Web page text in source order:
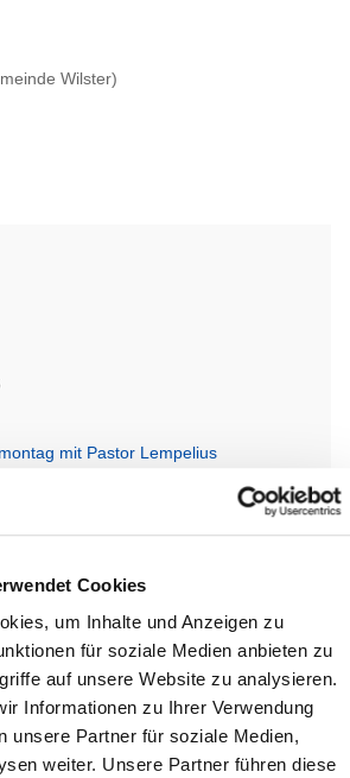
Cookies
um Inhalte und Anzeigen zu
für soziale Medien anbieten zu
auf unsere Website zu analysieren.
Informationen zu Ihrer Verwendung
unsere Partner für soziale Medien,
weiter. Unsere Partner führen diese
Wilster)
mit Pastor Lempelius